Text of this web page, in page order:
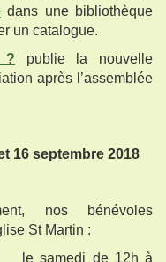
dans une bibliothèque
un catalogue.
? publie la nouvelle
après l’assemblée
16 septembre 2018
nos bénévoles
St Martin :
le samedi de 12h à